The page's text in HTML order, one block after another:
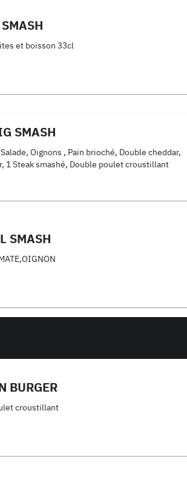
et boisson 33cl
SMASH
Oignons , Pain brioché, Double cheddar,
1 Steak smashé, Double poulet croustillant
SMASH
BURGER
croustillant